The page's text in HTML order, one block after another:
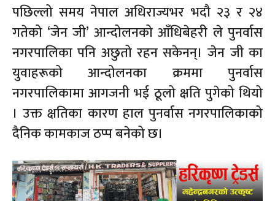
पछिल्लो समय नेपाल अधिराज्यभर भदौ २३ र २४
गतेको ‘जेन जी’ आन्दोलनको आँधिबेहरी ले पुनर्वास
नगरपालिका पनि अछुतो रहन सकेनन्। जेन जी का
युवाहरूको आन्दोलनका क्रममा पुनर्वास
नगरपालिकामा आगजनी भई ठूलो क्षति पुगेको थियो
। उक्त क्षतिका कारण हाल पुनर्वास नगरपालिकाको
दैनिक कामकाज ठप्प बनेको छ।